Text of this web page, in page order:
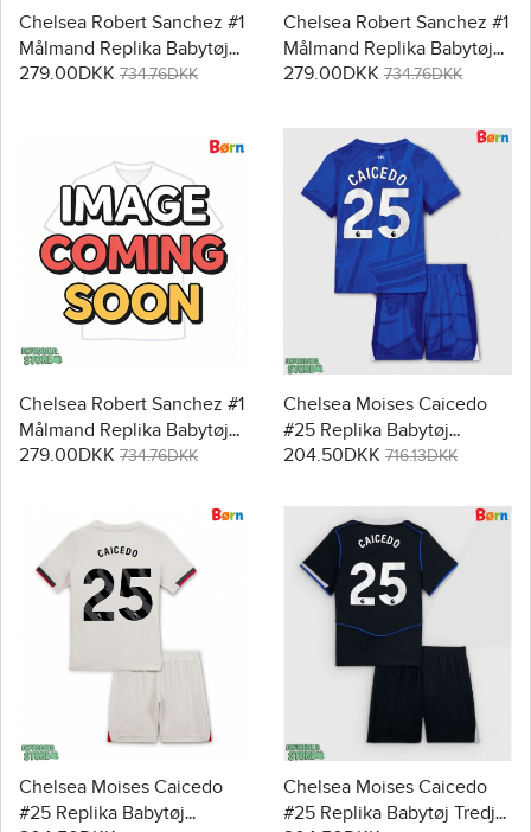
Chelsea Robert Sanchez #1
Målmand Replika Babytøj
Hjemmebanesæt Børn
279.00DKK 734.76DKK
Chelsea Robert Sanchez #1
Målmand Replika Babytøj
Udebanesæt Børn 2025-26
279.00DKK 734.76DKK
Chelsea Robert Sanchez #1
Målmand Replika Babytøj
Tredje sæt Børn 2025-26
279.00DKK 734.76DKK
Chelsea Moises Caicedo
#25 Replika Babytøj
Hjemmebanesæt Børn
Korte bukser)
204.50DKK 716.13DKK
Chelsea Moises Caicedo
#25 Replika Babytøj
Chelsea Moises Caicedo
#25 Replika Babytøj Tredje